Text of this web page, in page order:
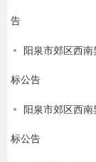
告
阳泉市郊区西
标公告
阳泉市郊区西
标公告